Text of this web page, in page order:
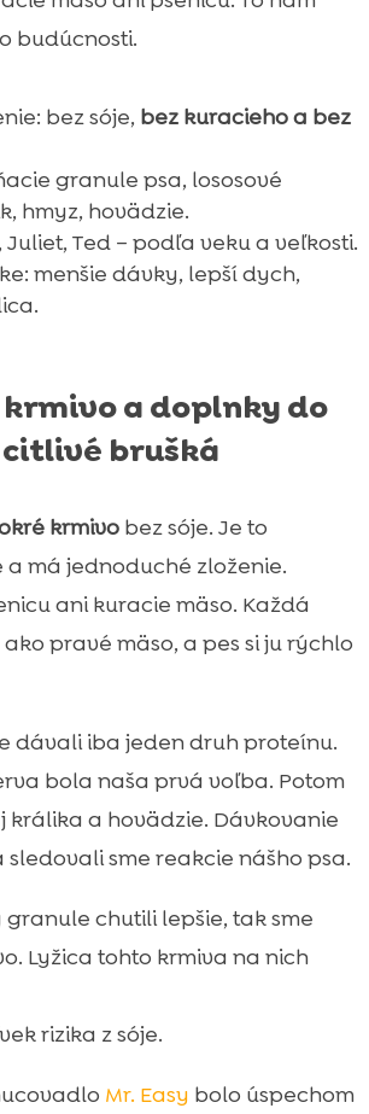
budúcnosti.
bez sóje, bez kuracieho a bez
granule psa, lososové
hmyz, hovädzie.
Juliet, Ted – podľa veku a veľkosti.
menšie dávky, lepší dych,
a doplnky do
brušká
krmivobez sóje. Je to
má jednoduché zloženie.
ani kuracie mäso. Každá
pravé mäso, a pes si ju rýchlo
dávali iba jeden druh proteínu.
bola naša prvá voľba. Potom
králika a hovädzie. Dávkovanie
sledovali sme reakcie nášho psa.
granule chutili lepšie, tak sme
Lyžica tohto krmiva na nich
rizika z sóje.
Mr. Easy bolo úspechom